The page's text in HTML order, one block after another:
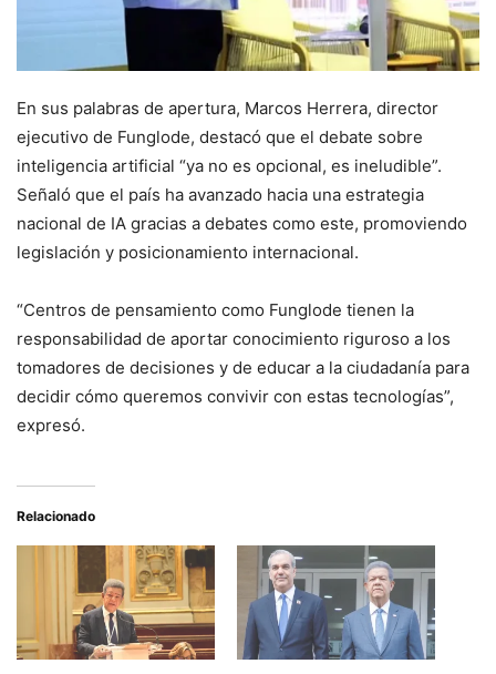
En sus palabras de apertura, Marcos Herrera, director
ejecutivo de Funglode, destacó que el debate sobre
inteligencia artificial “ya no es opcional, es ineludible”.
Señaló que el país ha avanzado hacia una estrategia
nacional de IA gracias a debates como este, promoviendo
legislación y posicionamiento internacional.
“Centros de pensamiento como Funglode tienen la
responsabilidad de aportar conocimiento riguroso a los
tomadores de decisiones y de educar a la ciudadanía para
decidir cómo queremos convivir con estas tecnologías”,
expresó.
Relacionado